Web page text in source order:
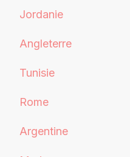
Jordanie
Angleterre
Tunisie
Rome
Argentine